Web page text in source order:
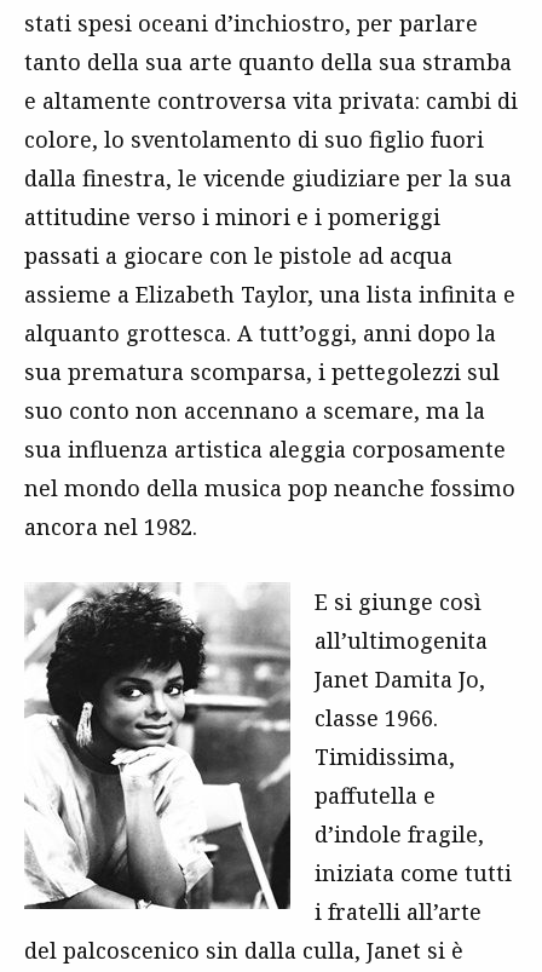
stati spesi oceani d’inchiostro, per parlare
tanto della sua arte quanto della sua stramba
e altamente controversa vita privata: cambi di
colore, lo sventolamento di suo figlio fuori
dalla finestra, le vicende giudiziare per la sua
attitudine verso i minori e i pomeriggi
passati a giocare con le pistole ad acqua
assieme a Elizabeth Taylor, una lista infinita e
alquanto grottesca. A tutt’oggi, anni dopo la
sua prematura scomparsa, i pettegolezzi sul
suo conto non accennano a scemare, ma la
sua influenza artistica aleggia corposamente
nel mondo della musica pop neanche fossimo
ancora nel 1982.
E si giunge così
all’ultimogenita
Janet Damita Jo,
classe 1966.
Timidissima,
paffutella e
d’indole fragile,
iniziata come tutti
i fratelli all’arte
del palcoscenico sin dalla culla, Janet si è